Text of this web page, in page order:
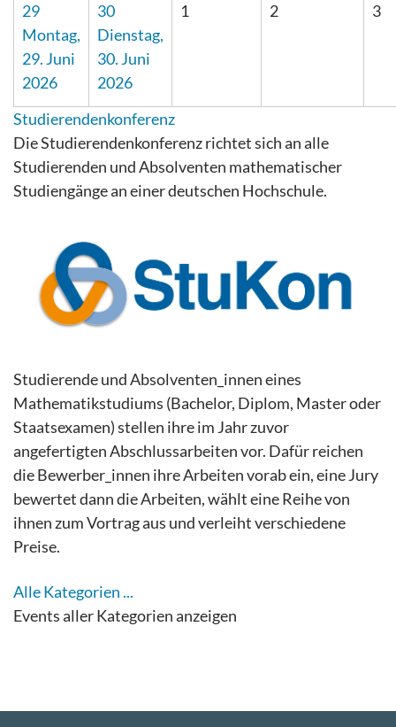
29
Montag,
29. Juni
2026
30
Dienstag,
30. Juni
2026
1 2 3
Studierendenkonferenz
Die Studierendenkonferenz richtet sich an alle
Studierenden und Absolventen mathematischer
Studiengänge an einer deutschen Hochschule.
Studierende und Absolventen_innen eines
Mathematikstudiums (Bachelor, Diplom, Master oder
Staatsexamen) stellen ihre im Jahr zuvor
angefertigten Abschlussarbeiten vor. Dafür reichen
die Bewerber_innen ihre Arbeiten vorab ein, eine Jury
bewertet dann die Arbeiten, wählt eine Reihe von
ihnen zum Vortrag aus und verleiht verschiedene
Preise.
Alle Kategorien ...
Events aller Kategorien anzeigen